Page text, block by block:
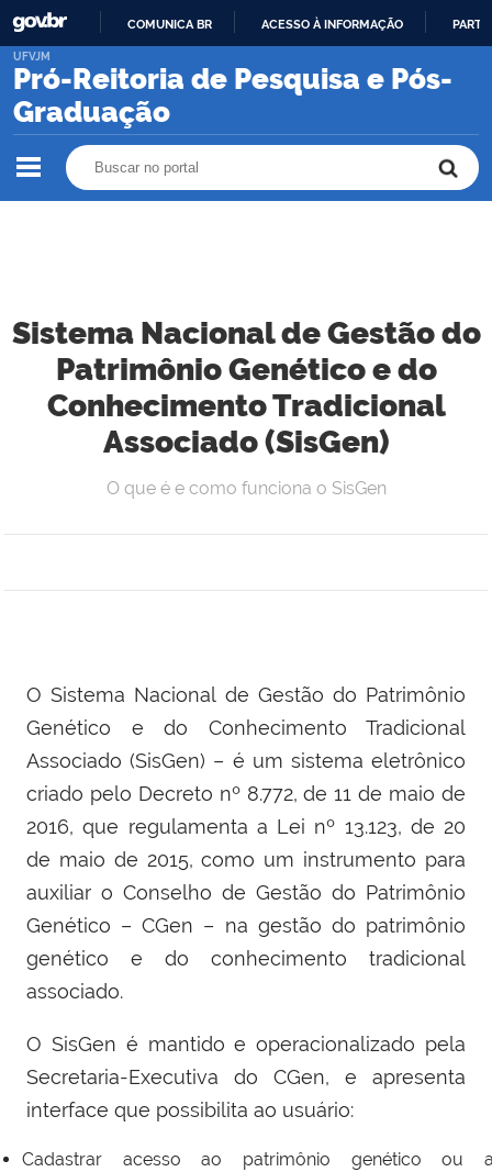
PARA
COMUNICA BR ACESSO À INFORMAÇÃO
Pró-Reitoria de Pesquisa e Pós-
Graduação
UFVJM
Sistema Nacional de Gestão do
Patrimônio Genético e do
Conhecimento Tradicional
Associado (SisGen)
O que é e como funciona o SisGen
O Sistema Nacional de Gestão do Patrimônio
Genético e do Conhecimento Tradicional
Associado (SisGen) – é um sistema eletrônico
criado pelo Decreto nº 8.772, de 11 de maio de
2016, que regulamenta a Lei nº 13.123, de 20
de maio de 2015, como um instrumento para
auxiliar o Conselho de Gestão do Patrimônio
Genético – CGen – na gestão do patrimônio
genético e do conhecimento tradicional
associado.
O SisGen é mantido e operacionalizado pela
Secretaria-Executiva do CGen, e apresenta
interface que possibilita ao usuário:
Cadastrar acesso ao patrimônio genético ou